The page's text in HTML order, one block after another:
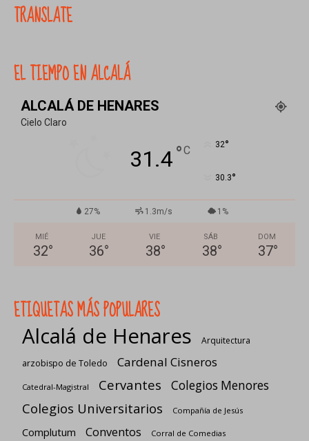
TRANSLATE
EL TIEMPO EN ALCALÁ
ALCALÁ DE HENARES
Cielo Claro
31.4°C 32°
30.3°
27% 1.3m/s 1%
MIÉ
32°
JUE
36°
VIE
38°
SÁB
38°
DOM
37°
ETIQUETAS MÁS POPULARES
Alcalá de Henares
Arquitectura
arzobispo de Toledo
Cardenal Cisneros
Catedral-Magistral Cervantes Colegios Menores
Colegios Universitarios Compañía de Jesús
Complutum Conventos Corral de Comedias